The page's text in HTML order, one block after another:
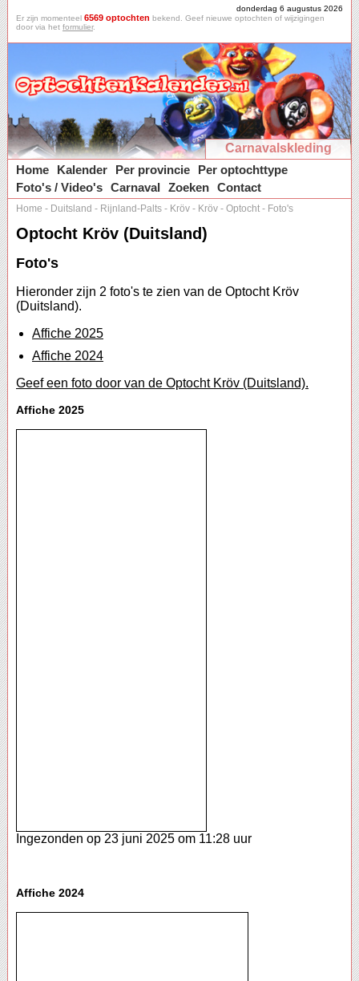
donderdag 6 augustus 2026
Er zijn momenteel 6569 optochten bekend. Geef nieuwe optochten of wijzigingen
door via het formulier.
Carnavalskleding
Home
Kalender Per provincie
Per optochttype
Foto's / Video's Carnaval Zoeken Contact
Home - Duitsland - Rijnland-Palts - Kröv - Kröv - Optocht - Foto's
Optocht Kröv (Duitsland)
Foto's
Hieronder zijn 2 foto's te zien van de Optocht Kröv
(Duitsland).
Affiche 2025
Affiche 2024
Geef een foto door van de Optocht Kröv (Duitsland).
Affiche 2025
Ingezonden op 23 juni 2025 om 11:28 uur
Affiche 2024